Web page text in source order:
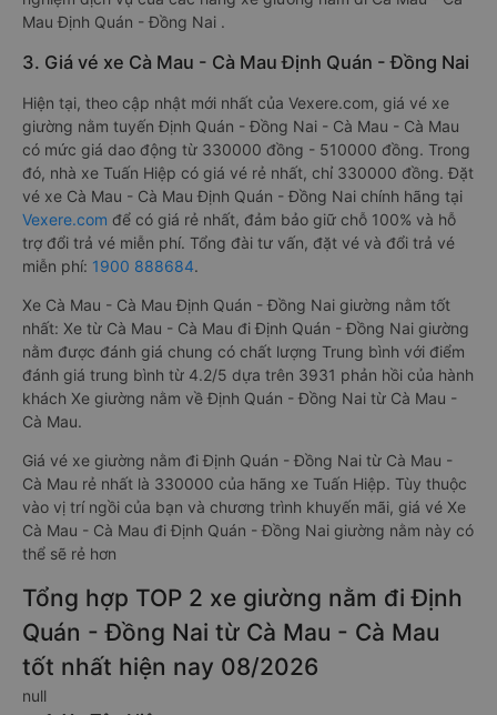
Mau Định Quán - Đồng Nai .
3. Giá vé xe Cà Mau - Cà Mau Định Quán - Đồng Nai
Hiện tại, theo cập nhật mới nhất của Vexere.com, giá vé xe
giường nằm tuyến Định Quán - Đồng Nai - Cà Mau - Cà Mau
có mức giá dao động từ 330000 đồng - 510000 đồng. Trong
đó, nhà xe Tuấn Hiệp có giá vé rẻ nhất, chỉ 330000 đồng. Đặt
vé xe Cà Mau - Cà Mau Định Quán - Đồng Nai chính hãng tại
Vexere.com để có giá rẻ nhất, đảm bảo giữ chỗ 100% và hỗ
trợ đổi trả vé miễn phí. Tổng đài tư vấn, đặt vé và đổi trả vé
miễn phí: 1900 888684.
Xe Cà Mau - Cà Mau Định Quán - Đồng Nai giường nằm tốt
nhất: Xe từ Cà Mau - Cà Mau đi Định Quán - Đồng Nai giường
nằm được đánh giá chung có chất lượng Trung bình với điểm
đánh giá trung bình từ 4.2/5 dựa trên 3931 phản hồi của hành
khách Xe giường nằm về Định Quán - Đồng Nai từ Cà Mau -
Cà Mau.
Giá vé xe giường nằm đi Định Quán - Đồng Nai từ Cà Mau -
Cà Mau rẻ nhất là 330000 của hãng xe Tuấn Hiệp. Tùy thuộc
vào vị trí ngồi của bạn và chương trình khuyến mãi, giá vé Xe
Cà Mau - Cà Mau đi Định Quán - Đồng Nai giường nằm này có
thể sẽ rẻ hơn
Tổng hợp TOP 2 xe giường nằm đi Định
Quán - Đồng Nai từ Cà Mau - Cà Mau
tốt nhất hiện nay 08/2026
null